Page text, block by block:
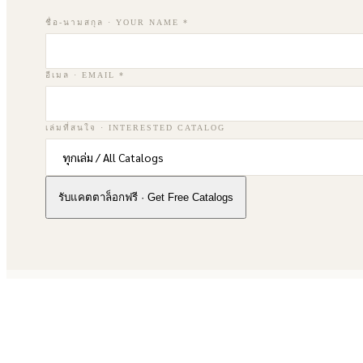
ชื่อ-นามสกุล · YOUR NAME *
อีเมล · EMAIL *
เล่มที่สนใจ · INTERESTED CATALOG
รับแคตตาล็อกฟรี · Get Free Catalogs